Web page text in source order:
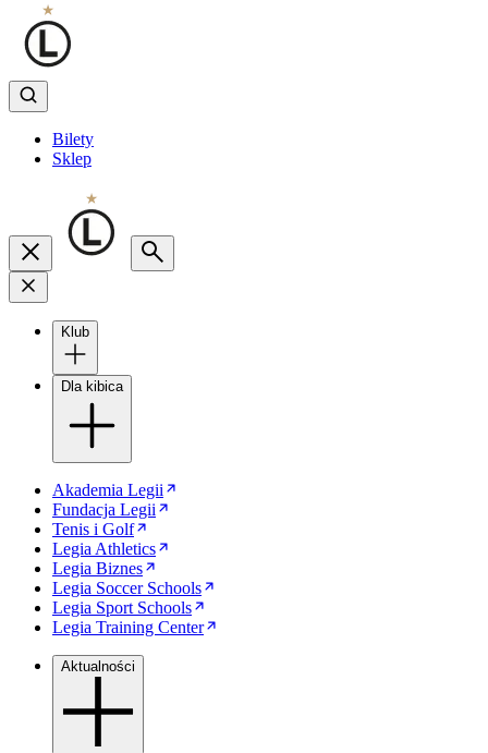
Bilety
Sklep
Klub
Dla kibica
Akademia Legii
Fundacja Legii
Tenis i Golf
Legia Athletics
Legia Biznes
Legia Soccer Schools
Legia Sport Schools
Legia Training Center
Aktualności